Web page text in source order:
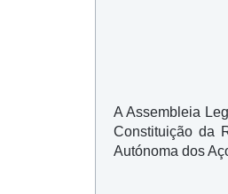
A Assembleia
Constituição da
Autónoma dos